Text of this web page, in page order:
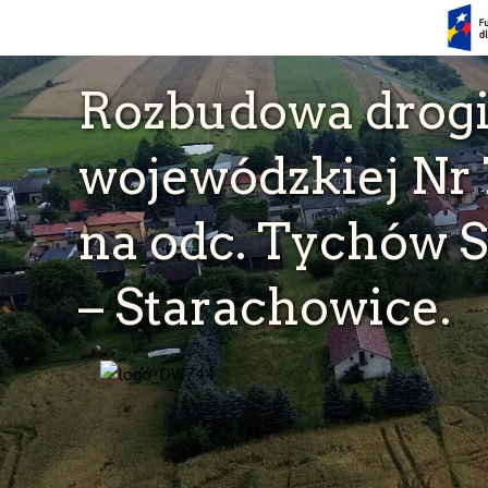
Skip
to
main
Rozbudowa
wojewódzkiej Nr
na odc. Tychów
– Starachowice.